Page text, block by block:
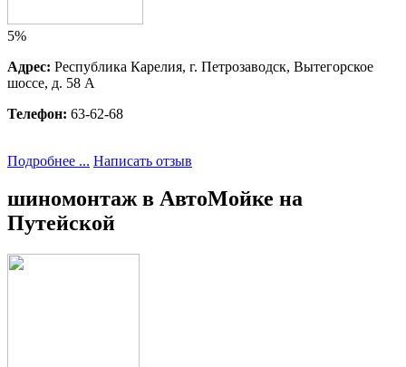
5%
Адрес: Республика Карелия, г. Петрозаводск, Вытегорское
шоссе, д. 58 А
Телефон: 63-62-68
Подробнее ... Написать отзыв
шиномонтаж в АвтоМойке на
Путейской